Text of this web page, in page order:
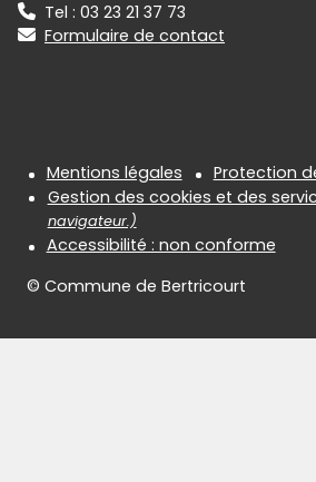
Tel : 03 23 21 37 73
Formulaire de contact
Informations
Mentions légales
Protection
Gestion des cookies et des
navigateur.)
Accessibilité : non conforme
© Commune de Bertricourt